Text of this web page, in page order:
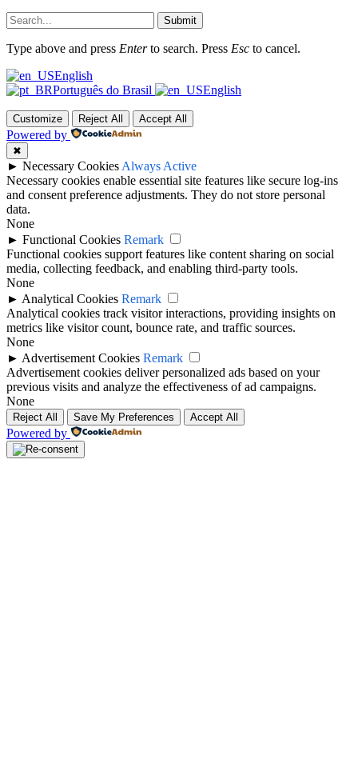
Submit
Type above and press Enterto search. Press Esc to cancel.
English
Português do Brasil
English
Customize Reject All Accept All
Powered by
✖
► Necessary CookiesAlways Active
Necessary cookies enable essential site features like secure log-ins
and consent preference adjustments. They do not store personal
data.
None
► Functional Cookies Remark
Functional cookies support features like content sharing on social
media, collecting feedback, and enabling third-party tools.
None
► Analytical Cookies Remark
Analytical cookies track visitor interactions, providing insights on
metrics like visitor count, bounce rate, and traffic sources.
None
► Advertisement Cookies Remark
Advertisement cookies deliver personalized ads based on your
previous visits and analyze the effectiveness of ad campaigns.
None
Reject All Save My Preferences Accept All
Powered by